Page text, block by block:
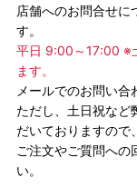
店舗へのお問合せに
す。
平日 9:00～17:00 ※
ます。
メールでのお問い合
ただし、土日祝など
だいておりますので、
ご注文やご質問への
い。